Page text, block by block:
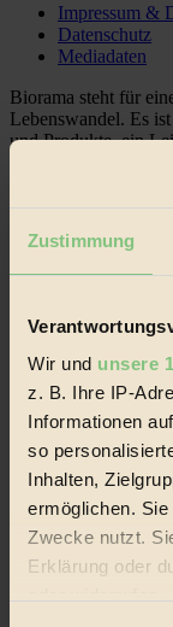
Zustimmung
Wir und unsere
z. B. Ihre IP-
Informationen
so
Inhalten,
ermöglichen.
Zwecke nutzt.
Erklärung oder
Impressum &
Datenschutz
Mediadaten
Biorama steht für
Lebenswandel. Es
und Produkte, ein
22.601 Fans auf
Nachhaltigkeit
Vegan